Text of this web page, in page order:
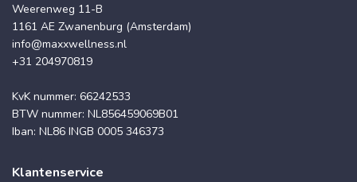
Weerenweg 11-B
1161 AE Zwanenburg (Amsterdam)
info@maxxwellness.nl
+31 204970819
KvK nummer: 66242533
BTW nummer: NL856459069B01
Iban: NL86 INGB 0005 346373
Klantenservice